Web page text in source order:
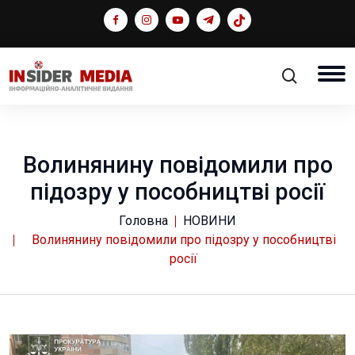
Волинянину повідомили про
підозру у пособництві росії
Головна
НОВИНИ
Волинянину повідомили про підозру у пособництві
росії